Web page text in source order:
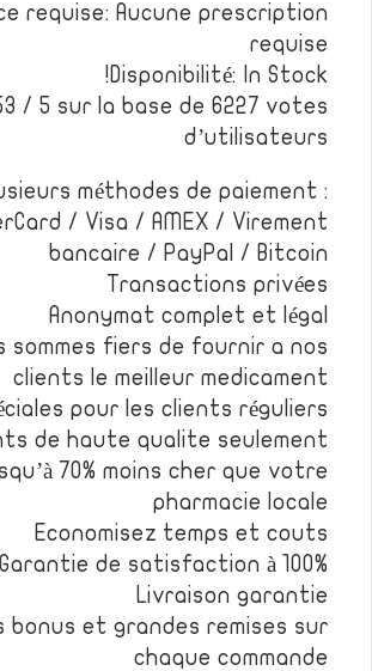
requise: Aucune prescription
requise
Disponibilité: In Stock!
/ 5 sur la base de 6227 votes
d’utilisateurs
méthodes de paiement :
/ Visa / AMEX / Virement
bancaire / PayPal / Bitcoin
Transactions privées
Anonymat complet et légal
sommes fiers de fournir a nos
clients le meilleur medicament
pour les clients réguliers
de haute qualite seulement
70% moins cher que votre
pharmacie locale
Economisez temps et couts
Garantie de satisfaction à 100%
Livraison garantie
bonus et grandes remises sur
chaque commande